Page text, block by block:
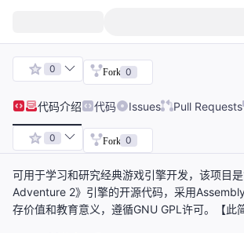
0 Fork 0
代码介绍 代码 Issues Pull Requests
0 Fork 0
可用于学习和研究经典游戏引擎开发，该项目
Adventure 2》引擎的开源代码，采用
存价值和教育意义，遵循GNU GPL许可。【此